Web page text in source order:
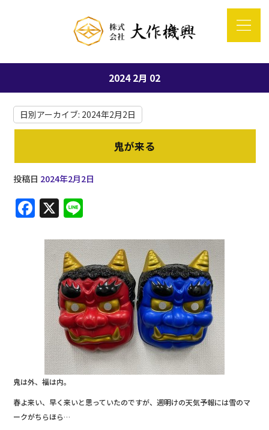
2024 2月 02
日別アーカイブ: 2024年2月2日
鬼が来る
投稿日 2024年2月2日
F
a
c
e
b
o
o
k
X
e
鬼は外、福は内。
春よ来い、早く来いと思っていたのですが、週明けの天気予報には雪のマ
ークがちらほら…